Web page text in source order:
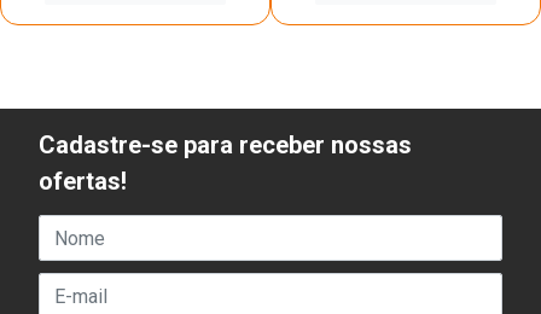
Cadastre-se para receber nossas
ofertas!